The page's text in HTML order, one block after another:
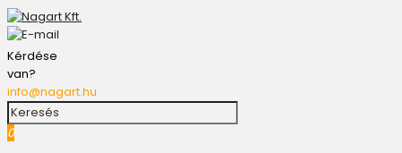
Kérdése
van?
info@nagart.hu
0